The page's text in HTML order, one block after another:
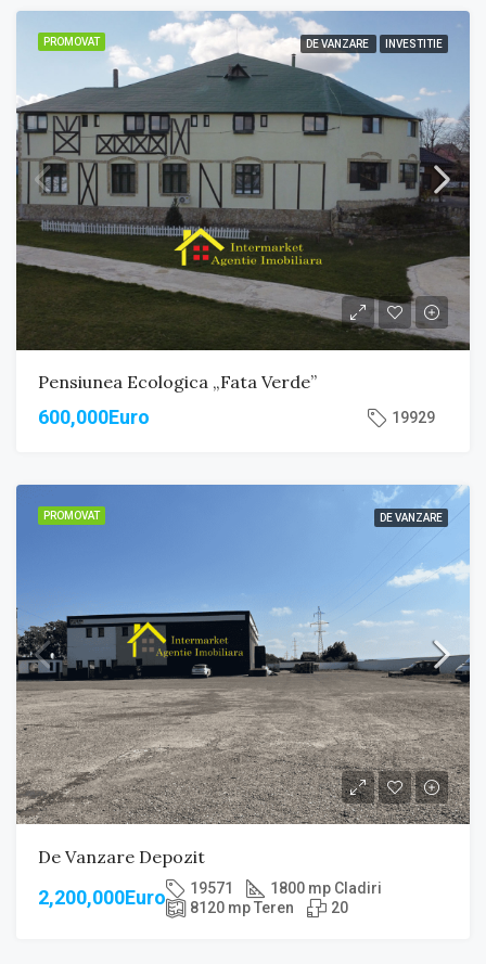
PROMOVAT DE VANZARE INVESTITIE
Pensiunea Ecologica „Fata Verde”
600,000Euro 19929
PROMOVAT DE VANZARE
De Vanzare Depozit
2,200,000Euro 19571
1800 mp Cladiri
8120 mp Teren
20